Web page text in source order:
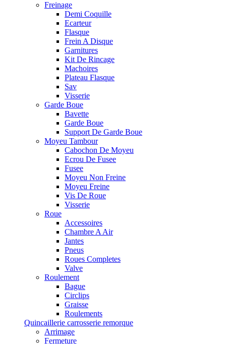
Freinage
Demi Coquille
Ecarteur
Flasque
Frein A Disque
Garnitures
Kit De Rincage
Machoires
Plateau Flasque
Sav
Visserie
Garde Boue
Bavette
Garde Boue
Support De Garde Boue
Moyeu Tambour
Cabochon De Moyeu
Ecrou De Fusee
Fusee
Moyeu Non Freine
Moyeu Freine
Vis De Roue
Visserie
Roue
Accessoires
Chambre A Air
Jantes
Pneus
Roues Completes
Valve
Roulement
Bague
Circlips
Graisse
Roulements
Quincaillerie carrosserie remorque
Arrimage
Fermeture